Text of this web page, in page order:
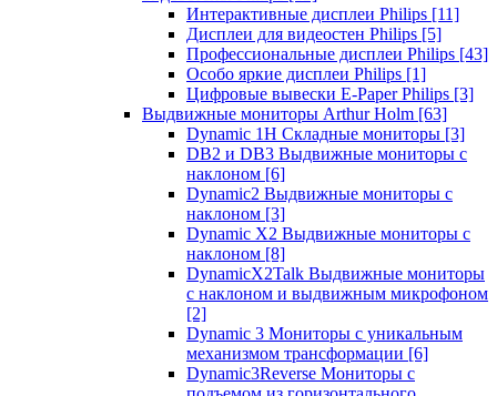
Интерактивные дисплеи Philips [11]
Дисплеи для видеостен Philips [5]
Профессиональные дисплеи Philips [43]
Особо яркие дисплеи Philips [1]
Цифровые вывески E-Paper Philips [3]
Выдвижные мониторы Arthur Holm [63]
Dynamic 1Н Складные мониторы [3]
DB2 и DB3 Выдвижные мониторы с
наклоном [6]
Dynamic2 Выдвижные мониторы с
наклоном [3]
Dynamic X2 Выдвижные мониторы с
наклоном [8]
DynamicX2Talk Выдвижные мониторы
с наклоном и выдвижным микрофоном
[2]
Dynamic 3 Мониторы с уникальным
механизмом трансформации [6]
Dynamic3Reverse Мониторы с